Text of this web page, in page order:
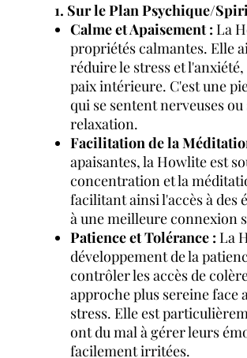
1. Sur le Plan Psychique/
Calme et Apaisement : La
propriétés calmantes. Elle
réduire le stress et
paix intérieure. C'est une
qui se sentent nerveuses
relaxation.
Facilitation de la
apaisantes, la Howlite est
concentration et la
facilitant ainsi l'accès à des
à une meilleure connexion
Patience et Tolérance : La
développement de la
contrôler les accès de
approche plus sereine face
stress. Elle est
ont du mal à gérer leurs
facilement irritées.